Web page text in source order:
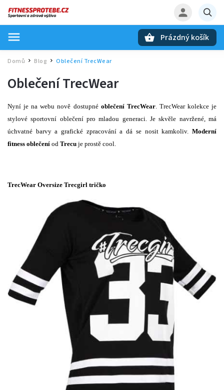
Prázdný košík
Domů / Blog / Oblečení TrecWear
Oblečení TrecWear
Nyní je na webu nově dostupné oblečení TrecWear. TrecWear kolekce je
stylové sportovní oblečení pro mladou generaci. Je skvěle navržené, má
úchvatné barvy a grafické zpracování a dá se nosit kamkoliv. Moderní
fitness oblečení od Trecu je prostě cool.
TrecWear Oversize Trecgirl tričko